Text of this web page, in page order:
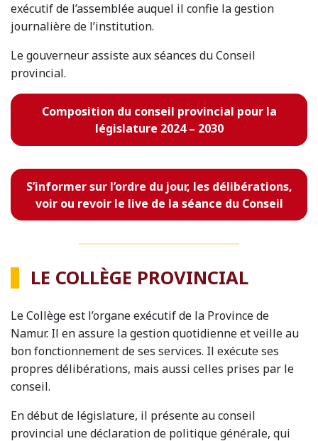
exécutif de l’assemblée auquel il confie la gestion
journalière de l’institution.
Le gouverneur assiste aux séances du Conseil
provincial.
Composition du conseil provincial pour la
législature 2024 – 2030
S’informer sur l’ordre du jour, les délibérations,
voir ou revoir le live de la séance du Conseil
LE COLLÈGE PROVINCIAL
Le Collège est l’organe exécutif de la Province de
Namur. Il en assure la gestion quotidienne et veille au
bon fonctionnement de ses services. Il exécute ses
propres délibérations, mais aussi celles prises par le
conseil.
En début de législature, il présente au conseil
provincial une déclaration de politique générale, qui